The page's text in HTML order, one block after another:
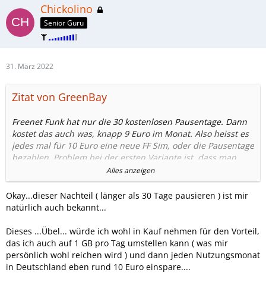
Chickolino
Senior Guru
31. März 2022
Zitat von GreenBay
Freenet Funk hat nur die 30 kostenlosen Pausentage. Dann
kostet das auch was, knapp 9 Euro im Monat. Also heisst es
jedes mal für 10 Euro eine neue FF Sim, oder die Pausentage
bezahlen. Problem bei der ersten Variante ist, dass man
zwei, bei einem WE dazwischen auch mal fünf, Tage wartet
bis die Sim da ist. Ortel kann man, wie auch das internet-to-
go-Pendant von o2 direkt, zuhause haben und wäre eben im
Fall der Fälle (Internetausfall, spontaner Urlaub ect) ohne
Eintreffen der FF Sim mit Optionen auf seinen Sim-Karten
überbrücken.
Aber man darf seinen Horizont nicht nur auf dieses Forum
oder so beschränken, sondern der überwiegende Teil der
Alles anzeigen
Okay...dieser Nachteil ( länger als 30 Tage pausieren ) ist mir
natürlich auch bekannt...
Dieses ...Übel... würde ich wohl in Kauf nehmen für den Vorteil,
das ich auch auf 1 GB pro Tag umstellen kann ( was mir
persönlich wohl reichen wird ) und dann jeden Nutzungsmonat
in Deutschland eben rund 10 Euro einspare....